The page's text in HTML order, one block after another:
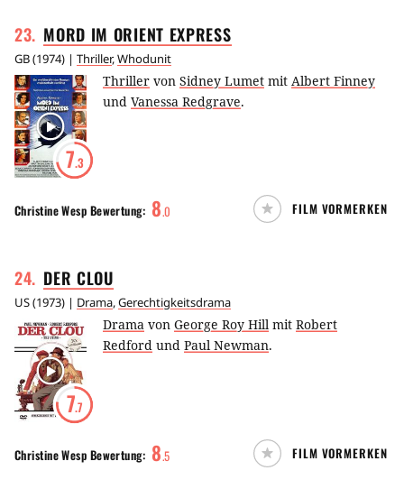
23. MORD IM ORIENT EXPRESS
GB(1974) | Thriller,Whodunit
7.3
Thriller von Sidney Lumet mit Albert Finney
und Vanessa Redgrave.
Christine Wesp Bewertung: 8.0 FILM VORMERKEN
24. DER CLOU
US(1973) | Drama,Gerechtigkeitsdrama
7.7
Drama von George Roy Hill mit Robert
Redford und Paul Newman.
Christine Wesp Bewertung: 8.5 FILM VORMERKEN